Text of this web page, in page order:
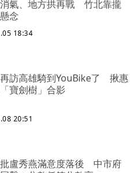
氣、地方拱再戰 竹北靠攏
念
18:34
訪高雄騎到YouBike了 揪惠
寶劍樹」合影
20:51
盧秀燕滿意度落後 中市府